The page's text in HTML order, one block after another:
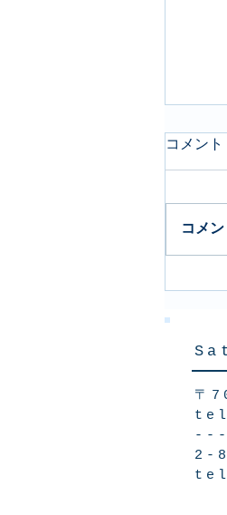
コメント
コメ
〒
tel
2-
tel